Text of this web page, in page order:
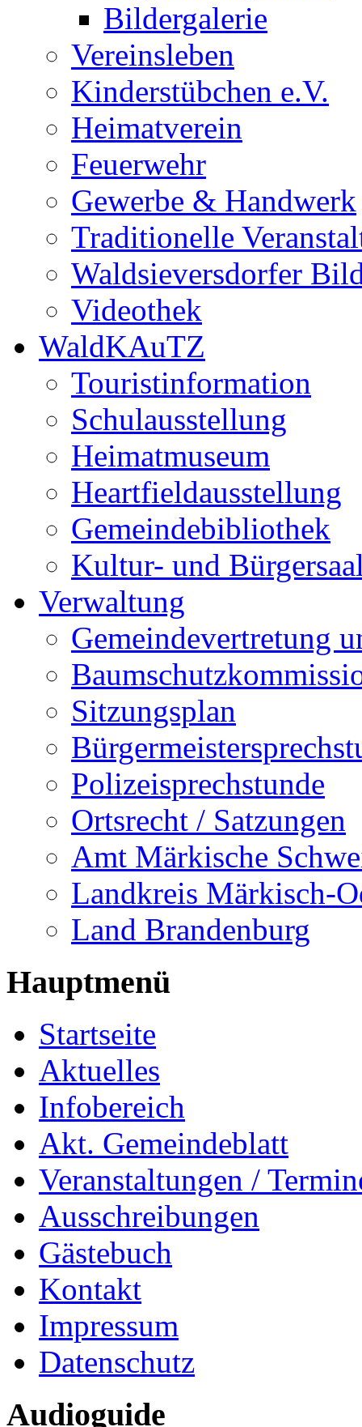
Bildergalerie
Vereinsleben
Kinderstübchen e.V.
Heimatverein
Feuerwehr
Gewerbe & Handwerk
Traditionelle
Waldsieversdorfer
Videothek
WaldKAuTZ
Touristinformation
Schulausstellung
Heimatmuseum
Heartfieldausstellung
Gemeindebibliothek
Kultur- und
Verwaltung
Gemeindevertretung
Sitzungsplan
Polizeisprechstunde
Ortsrecht / Satzungen
Amt Märkische
Landkreis Märkisch-
Land Brandenburg
Hauptmenü
Startseite
Aktuelles
Infobereich
Akt. Gemeindeblatt
Veranstaltungen /
Ausschreibungen
Gästebuch
Kontakt
Impressum
Datenschutz
Audioguide